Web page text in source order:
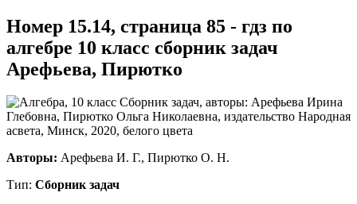
Номер 15.14, страница 85 - гдз по
алгебре 10 класс сборник задач
Арефьева, Пирютко
Авторы: Арефьева И. Г., Пирютко О. Н.
Тип: Сборник задач